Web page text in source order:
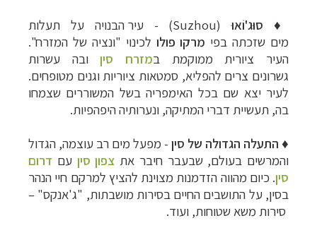
♦ סוּג'וֹאוּ (
Suzhou
)
- עיר הבנויה על תעלות
מים שזכתה בפי מרקו פולו לכינוי "ונציה של המזרח".
העיר ציורית ממוקמת במזרח סיןובה עשרות
גשרונים צרים להפליא, סמטאות ציוריות וגנים מטופחים.
לעיר יצא שם בכל האימפריה בשל המשוררים שצמחו
בה, תעשיית דברי המתיקה, ונערותיה היפהפיות.
♦ התעלה הגדולה של סין - מפעל מים רב עוצמה, הגדול
והמרשים בעולם, שבעבר חיבר את צפון סין עם דרום
סין. כיום מהווה הזדמנות מצוינת להציץ למרקם חיי הנהר
בסין, על התושבים החיים בסירות מושבתות, "ג'אנקס" –
סירות משא שטוחות, ועוד.